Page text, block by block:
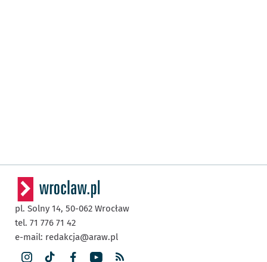
pl. Solny 14, 50-062 Wrocław
tel. 71 776 71 42
e-mail: redakcja@araw.pl